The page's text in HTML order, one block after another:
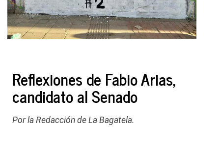
Reflexiones de Fabio Arias,
candidato al Senado
Por la Redacción de La Bagatela.